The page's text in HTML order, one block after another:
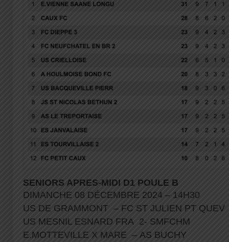
SENIORS APRES-MIDI D1 POULE B
DIMANCHE 08 DÉCEMBRE 2024 – 14H30
US DE GRAMMONT – FC ST JULIEN PT
US MESNIL ESNARD FRA 2- SMFCHM
E.MOTTEVILLE X MARE – AS BUCHY